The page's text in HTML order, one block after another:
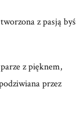
z pasją byś
z pięknem,
przez